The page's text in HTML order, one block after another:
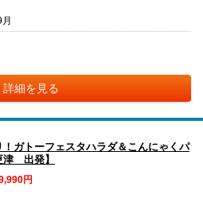
詳細を見る
！ガトーフェスタハラダ＆こんにゃくパ
津 出発】
円